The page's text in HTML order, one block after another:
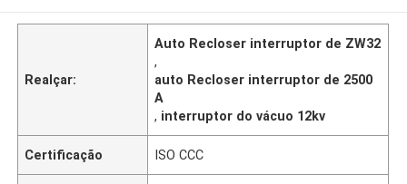
Realçar:
Auto Recloser interruptor de ZW32
,
auto Recloser interruptor de 2500
A
, interruptor do vácuo 12kv
Certificação ISO CCC